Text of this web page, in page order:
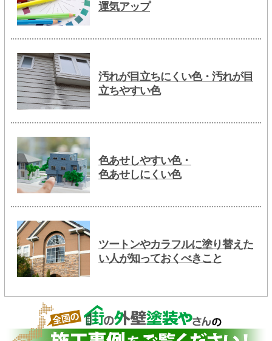
運気アップ
汚れが目立ちにくい色・汚れが目
立ちやすい色
色あせしやすい色・
色あせしにくい色
ツートンやカラフルに塗り替えた
い人が知っておくべきこと